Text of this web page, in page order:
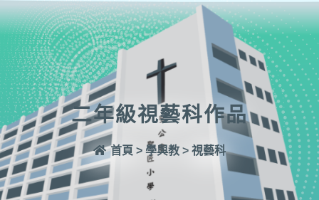
二年級視藝科作品
首頁 > 學與教 > 視藝科